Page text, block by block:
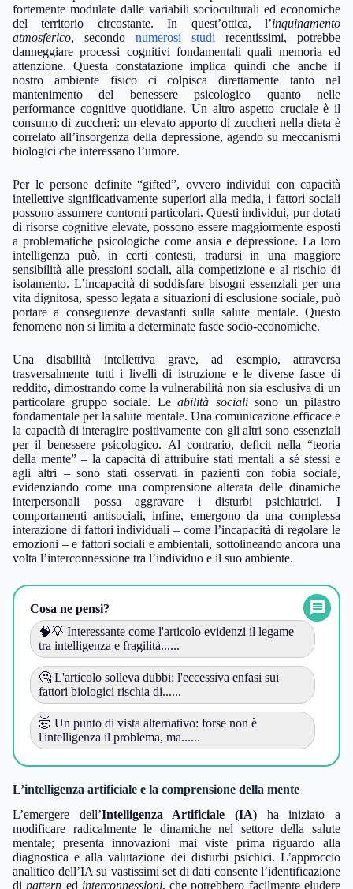
considerati meri sottofondi; piuttosto essi emergono come
dinamiche sostanziali in grado di alterare significativamente la
salute mentale.
Le forme più comuni di disturbo psichico risultano essere
fortemente modulate dalle variabili socioculturali ed economiche
del territorio circostante. In quest’ottica, l’inquinamento
atmosferico , secondonumerosi studirecentissimi, potrebbe
danneggiare processi cognitivi fondamentali quali memoria ed
attenzione. Questa constatazione implica quindi che anche il
nostro ambiente fisico ci colpisca direttamente tanto nel
mantenimento del benessere psicologico quanto nelle
performance cognitive quotidiane. Un altro aspetto cruciale è il
consumo di zuccheri: un elevato apporto di zuccheri nella dieta è
correlato all’insorgenza della depressione, agendo su meccanismi
biologici che interessano l’umore.
Per le persone definite “gifted”, ovvero individui con capacità
intellettive significativamente superiori alla media, i fattori sociali
possono assumere contorni particolari. Questi individui, pur dotati
di risorse cognitive elevate, possono essere maggiormente esposti
a problematiche psicologiche come ansia e depressione. La loro
sensibilità alle pressioni sociali, alla competizione e al rischio di
isolamento. L’incapacità di soddisfare bisogni essenziali per una
vita dignitosa, spesso legata a situazioni di esclusione sociale, può
portare a conseguenze devastanti sulla salute mentale. Questo
fenomeno non si limita a determinate fasce socio-economiche.
Una disabilità intellettiva grave, ad esempio, attraversa
trasversalmente tutti i livelli di istruzione e le diverse fasce di
reddito, dimostrando come la vulnerabilità non sia esclusiva di un
particolare gruppo sociale. Leabilità socialisono un pilastro
fondamentale per la salute mentale. Una comunicazione efficace e
la capacità di interagire positivamente con gli altri sono essenziali
per il benessere psicologico. Al contrario, deficit nella “teoria
della mente” – la capacità di attribuire stati mentali a sé stessi e
agli altri – sono stati osservati in pazienti con fobia sociale,
interpersonali possa aggravare i disturbi psichiatrici. I
comportamenti antisociali, infine, emergono da una complessa
interazione di fattori individuali – come l’incapacità di regolare le
emozioni – e fattori sociali e ambientali, sottolineando ancora una
volta l’interconnessione tra l’individuo e il suo ambiente.
Cosa ne pensi?
🧠💡 Interessante come l'articolo evidenzi il legame
tra intelligenza e fragilità......
l'intelligenza il problema, ma......
L’intelligenza artificiale e la comprensione della mente